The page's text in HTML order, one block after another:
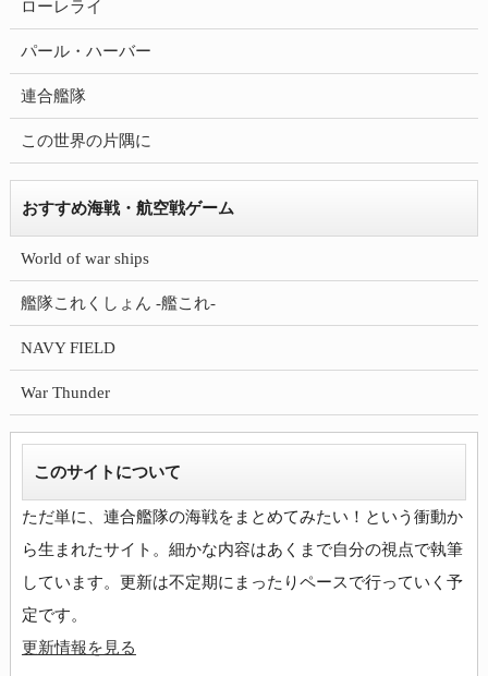
ローレライ
パール・ハーバー
連合艦隊
この世界の片隅に
おすすめ海戦・航空戦ゲーム
World of war ships
艦隊これくしょん -艦これ-
NAVY FIELD
War Thunder
このサイトについて
ただ単に、連合艦隊の海戦をまとめてみたい！という衝動か
ら生まれたサイト。細かな内容はあくまで自分の視点で執筆
しています。更新は不定期にまったりペースで行っていく予
更新情報を見る